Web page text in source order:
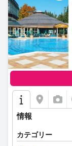
情報
カテゴリー